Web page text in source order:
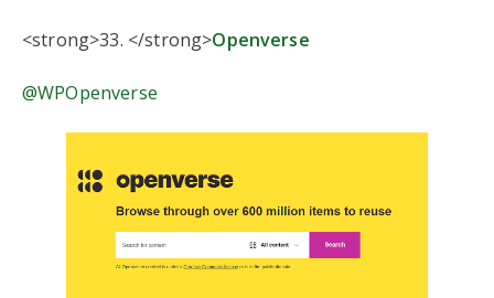
<strong>33. </strong>Openverse
@WPOpenverse